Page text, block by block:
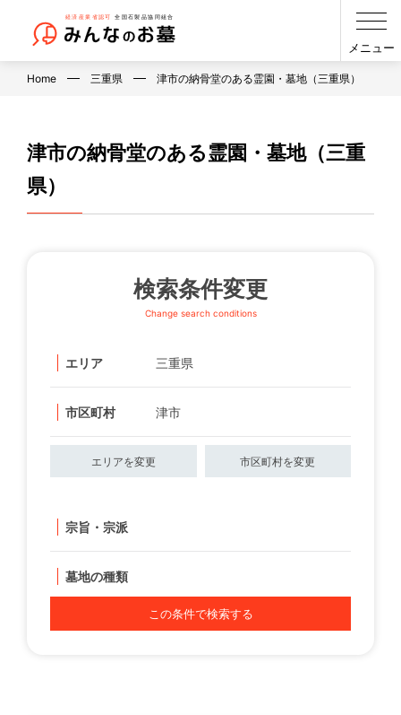
メニュー
Home 三重県 津市の納骨堂のある霊園・墓地（三重県）
津市の納骨堂のある霊園・墓地（三重
県）
検索条件変更
Change search conditions
エリア 三重県
市区町村 津市
エリアを変更 市区町村を変更
宗旨・宗派
墓地の種類
この条件で検索する